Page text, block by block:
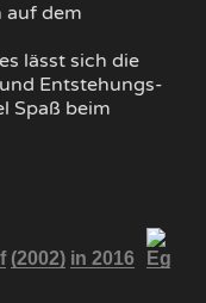
auf dem
lässt sich die
Entstehungs-
Spaß beim
(2002) in 2016